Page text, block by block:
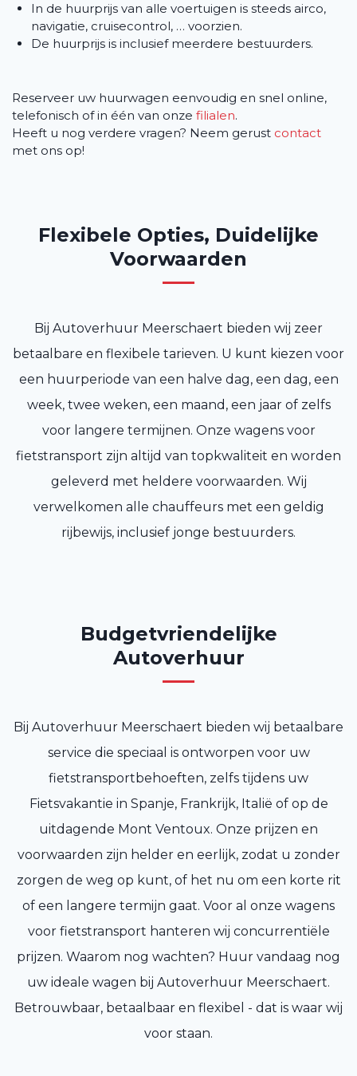
In de huurprijs van alle voertuigen is steeds airco,
navigatie, cruisecontrol, … voorzien.
De huurprijs is inclusief meerdere bestuurders.
Reserveer uw huurwagen eenvoudig en snel online,
telefonisch of in één van onze filialen.
Heeft u nog verdere vragen? Neem gerust contact
met ons op!
Flexibele Opties, Duidelijke
Voorwaarden
Bij Autoverhuur Meerschaert bieden wij zeer
betaalbare en flexibele tarieven. U kunt kiezen voor
een huurperiode van een halve dag, een dag, een
week, twee weken, een maand, een jaar of zelfs
voor langere termijnen. Onze wagens voor
fietstransport zijn altijd van topkwaliteit en worden
geleverd met heldere voorwaarden. Wij
verwelkomen alle chauffeurs met een geldig
rijbewijs, inclusief jonge bestuurders.
Budgetvriendelijke
Autoverhuur
Bij Autoverhuur Meerschaert bieden wij betaalbare
service die speciaal is ontworpen voor uw
fietstransportbehoeften, zelfs tijdens uw
Fietsvakantie in Spanje, Frankrijk, Italië of op de
uitdagende Mont Ventoux. Onze prijzen en
voorwaarden zijn helder en eerlijk, zodat u zonder
zorgen de weg op kunt, of het nu om een korte rit
of een langere termijn gaat. Voor al onze wagens
voor fietstransport hanteren wij concurrentiële
prijzen. Waarom nog wachten? Huur vandaag nog
uw ideale wagen bij Autoverhuur Meerschaert.
Betrouwbaar, betaalbaar en flexibel - dat is waar wij
voor staan.